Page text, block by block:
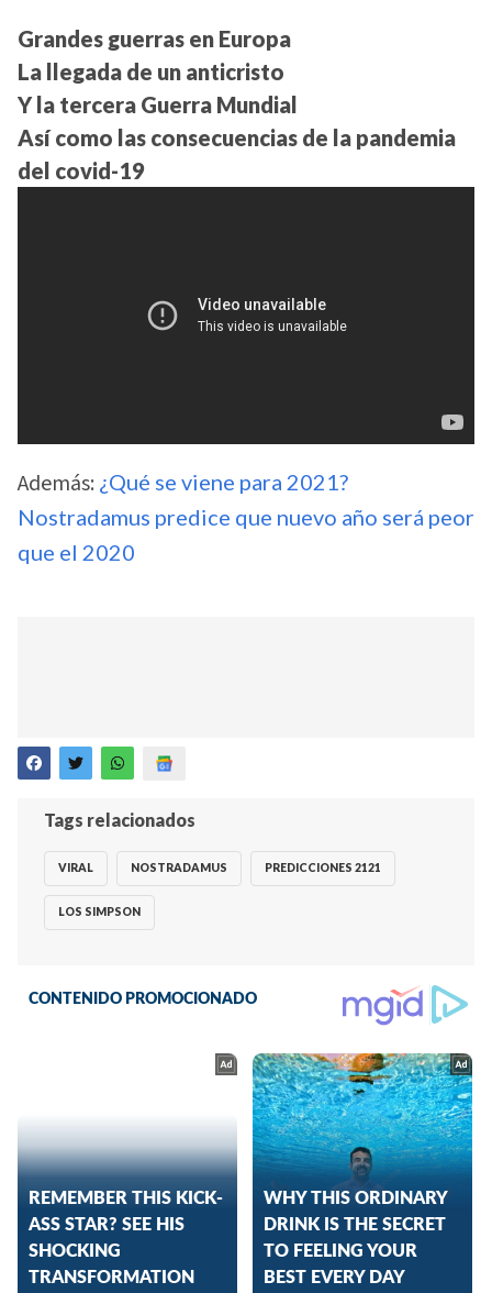
Grandes guerras en Europa
La llegada de un anticristo
Y la tercera Guerra Mundial
Así como las consecuencias de la pandemia
del covid-19
Además: ¿Qué se viene para 2021?
Nostradamus predice que nuevo año será peor
que el 2020
Tags relacionados
VIRAL NOSTRADAMUS PREDICCIONES 2121
LOS SIMPSON